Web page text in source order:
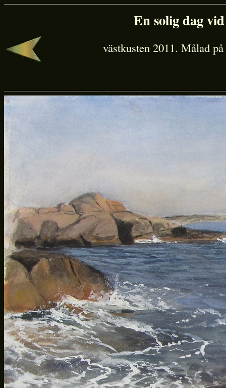
En solig dag
västkusten 2011. Målad